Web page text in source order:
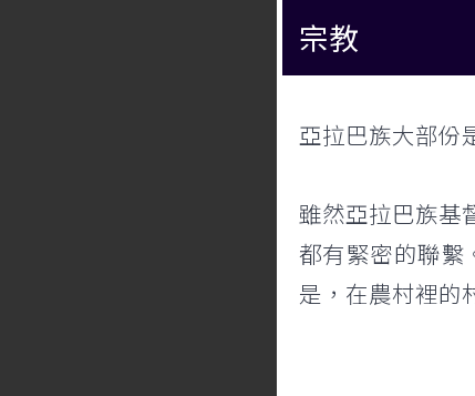
宗教
亞拉巴族大部份
雖然亞拉巴族基
都有緊密的聯
是，在農村裡的